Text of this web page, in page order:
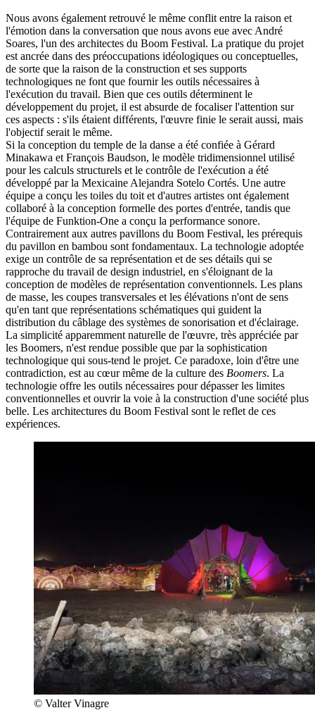
Nous avons également retrouvé le même conflit entre la raison et
l'émotion dans la conversation que nous avons eue avec André
Soares, l'un des architectes du Boom Festival. La pratique du projet
est ancrée dans des préoccupations idéologiques ou conceptuelles,
de sorte que la raison de la construction et ses supports
technologiques ne font que fournir les outils nécessaires à
l'exécution du travail. Bien que ces outils déterminent le
développement du projet, il est absurde de focaliser l'attention sur
ces aspects : s'ils étaient différents, l'œuvre finie le serait aussi, mais
l'objectif serait le même.
Si la conception du temple de la danse a été confiée à Gérard
Minakawa et François Baudson, le modèle tridimensionnel utilisé
pour les calculs structurels et le contrôle de l'exécution a été
développé par la Mexicaine Alejandra Sotelo Cortés. Une autre
équipe a conçu les toiles du toit et d'autres artistes ont également
collaboré à la conception formelle des portes d'entrée, tandis que
l'équipe de Funktion-One a conçu la performance sonore.
Contrairement aux autres pavillons du Boom Festival, les prérequis
du pavillon en bambou sont fondamentaux. La technologie adoptée
exige un contrôle de sa représentation et de ses détails qui se
rapproche du travail de design industriel, en s'éloignant de la
conception de modèles de représentation conventionnels. Les plans
de masse, les coupes transversales et les élévations n'ont de sens
qu'en tant que représentations schématiques qui guident la
distribution du câblage des systèmes de sonorisation et d'éclairage.
La simplicité apparemment naturelle de l'œuvre, très appréciée par
les Boomers, n'est rendue possible que par la sophistication
technologique qui sous-tend le projet. Ce paradoxe, loin d'être une
contradiction, est au cœur même de la culture des Boomers. La
technologie offre les outils nécessaires pour dépasser les limites
conventionnelles et ouvrir la voie à la construction d'une société plus
belle. Les architectures du Boom Festival sont le reflet de ces
expériences.
© Valter Vinagre